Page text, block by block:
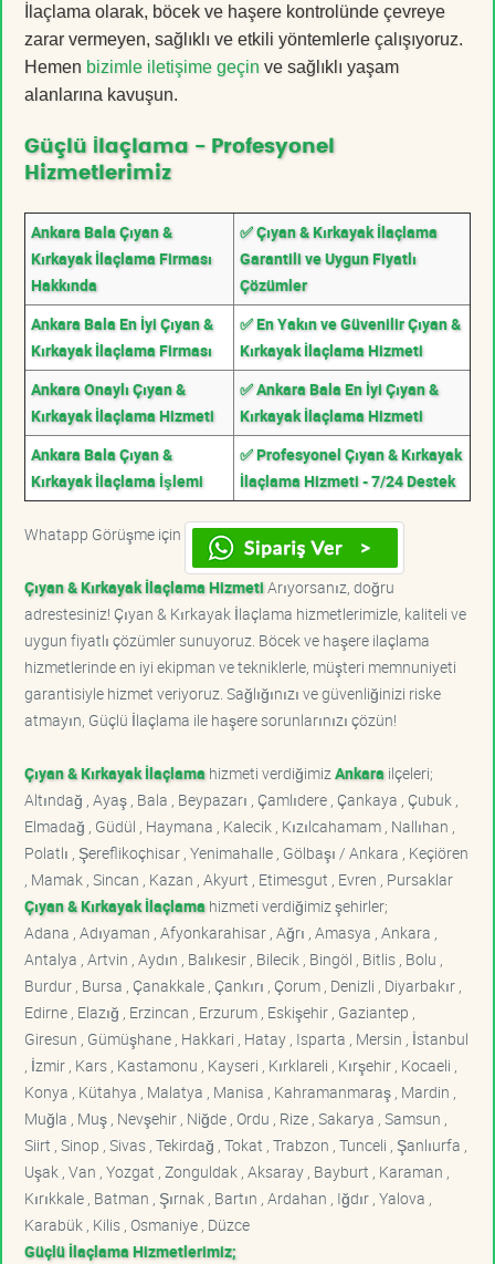
İlaçlama olarak, böcek ve haşere kontrolünde çevreye
zarar vermeyen, sağlıklı ve etkili yöntemlerle çalışıyoruz.
Hemen bizimle iletişime geçin ve sağlıklı yaşam
alanlarına kavuşun.
Güçlü İlaçlama - Profesyonel
Hizmetlerimiz
Ankara Bala Çıyan &
Kırkayak İlaçlama Firması
Hakkında
✅ Çıyan & Kırkayak İlaçlama
Garantili ve Uygun Fiyatlı
Çözümler
Ankara Bala En İyi Çıyan &
Kırkayak İlaçlama Firması
✅ En Yakın ve Güvenilir Çıyan &
Kırkayak İlaçlama Hizmeti
Ankara Onaylı Çıyan &
Kırkayak İlaçlama Hizmeti
✅ Ankara Bala En İyi Çıyan &
Kırkayak İlaçlama Hizmeti
Ankara Bala Çıyan &
Kırkayak İlaçlama İşlemi
✅ Profesyonel Çıyan & Kırkayak
İlaçlama Hizmeti - 7/24 Destek
Whatapp Görüşme için
Çıyan & Kırkayak İlaçlama HizmetiArıyorsanız, doğru
adrestesiniz! Çıyan & Kırkayak İlaçlama hizmetlerimizle, kaliteli ve
uygun fiyatlı çözümler sunuyoruz. Böcek ve haşere ilaçlama
hizmetlerinde en iyi ekipman ve tekniklerle, müşteri memnuniyeti
garantisiyle hizmet veriyoruz. Sağlığınızı ve güvenliğinizi riske
atmayın, Güçlü İlaçlama ile haşere sorunlarınızı çözün!
Çıyan & Kırkayak İlaçlama hizmeti verdiğimiz Ankara ilçeleri;
Altındağ , Ayaş , Bala , Beypazarı , Çamlıdere , Çankaya , Çubuk ,
Elmadağ , Güdül , Haymana , Kalecik , Kızılcahamam , Nallıhan ,
Polatlı , Şereflikoçhisar , Yenimahalle , Gölbaşı / Ankara , Keçiören
, Mamak , Sincan , Kazan , Akyurt , Etimesgut , Evren , Pursaklar
Çıyan & Kırkayak İlaçlama hizmeti verdiğimiz şehirler;
Adana , Adıyaman , Afyonkarahisar , Ağrı , Amasya , Ankara ,
Antalya , Artvin , Aydın , Balıkesir , Bilecik , Bingöl , Bitlis , Bolu ,
Burdur , Bursa , Çanakkale , Çankırı , Çorum , Denizli , Diyarbakır ,
Edirne , Elazığ , Erzincan , Erzurum , Eskişehir , Gaziantep ,
Giresun , Gümüşhane , Hakkari , Hatay , Isparta , Mersin , İstanbul
, İzmir , Kars , Kastamonu , Kayseri , Kırklareli , Kırşehir , Kocaeli ,
Konya , Kütahya , Malatya , Manisa , Kahramanmaraş , Mardin ,
Muğla , Muş , Nevşehir , Niğde , Ordu , Rize , Sakarya , Samsun ,
Siirt , Sinop , Sivas , Tekirdağ , Tokat , Trabzon , Tunceli , Şanlıurfa ,
Uşak , Van , Yozgat , Zonguldak , Aksaray , Bayburt , Karaman ,
Kırıkkale , Batman , Şırnak , Bartın , Ardahan , Iğdır , Yalova ,
Karabük , Kilis , Osmaniye , Düzce
Güçlü İlaçlama Hizmetlerimiz;